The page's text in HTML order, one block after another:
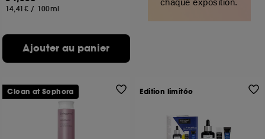
14,41€ / 100ml
Ajouter au panier
chaque exposition.
Clean at Sephora Edition limitée